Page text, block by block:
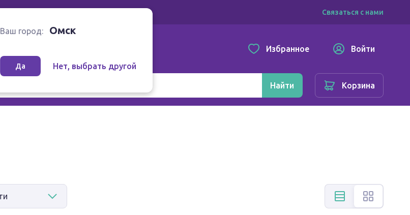
Связаться с нами
Избранное Войти
Найти Корзина
Ваш город: Омск
Да Нет, выбрать другой